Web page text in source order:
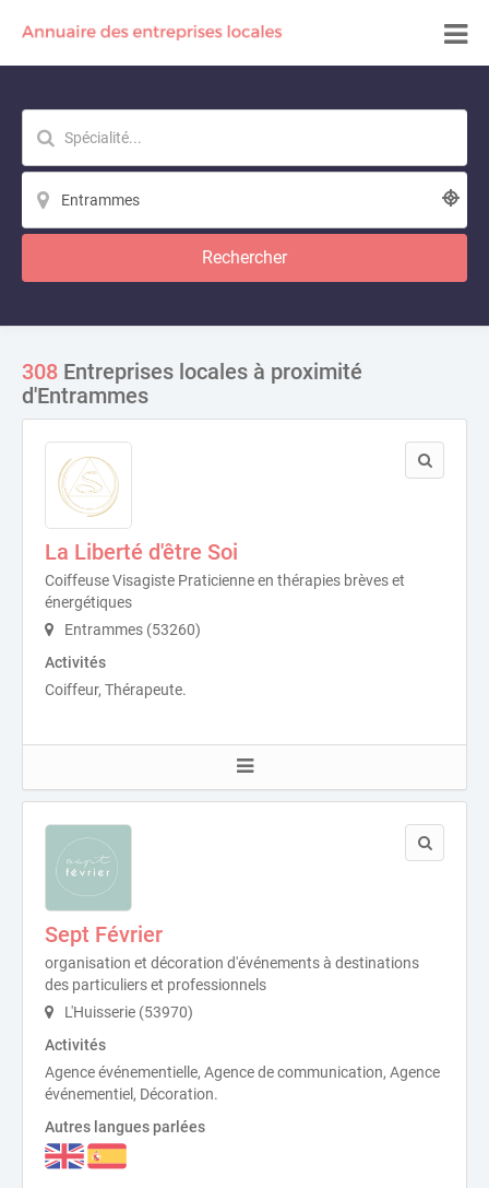
Rechercher
308 Entreprises locales à proximité
d'Entrammes
La Liberté d'être Soi
Coiffeuse Visagiste Praticienne en thérapies brèves et
énergétiques
Entrammes (53260)
Activités
Coiffeur, Thérapeute.
Sept Février
organisation et décoration d'événements à destinations
des particuliers et professionnels
L'Huisserie (53970)
Activités
Agence événementielle, Agence de communication, Agence
événementiel, Décoration.
Autres langues parlées